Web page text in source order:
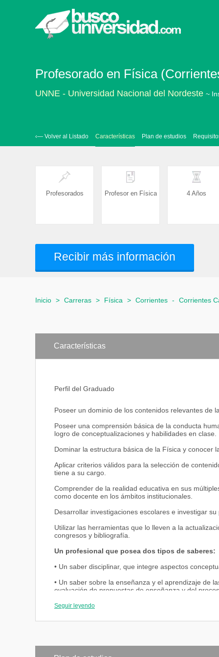
Profesorado en Física
UNNE - Universidad Nacional del Nordeste ~
‹— Volver al Listado Características Plan de estudios
Profesorados Profesor en Física 4 Años
Recibir más información
Inicio > Carreras > Física > Corrientes - Corrientes
Características
Perfil del Graduado
Poseer un dominio de los contenidos relevantes de
Poseer una comprensión básica de la conducta
logro de conceptualizaciones y habilidades en clase.
Dominar la estructura básica de la Física y conocer
Aplicar criterios válidos para la selección de
tiene a su cargo.
Comprender de la realidad educativa en sus
como docente en los ámbitos institucionales.
Desarrollar investigaciones escolares e investigar
Utilizar las herramientas que lo lleven a la
congresos y bibliografía.
Un profesional que posea dos tipos de saberes:
• Un saber disciplinar, que integre aspectos
• Un saber sobre la enseñanza y el aprendizaje de
evaluación de propuestas de enseñanza y del
Seguir leyendo